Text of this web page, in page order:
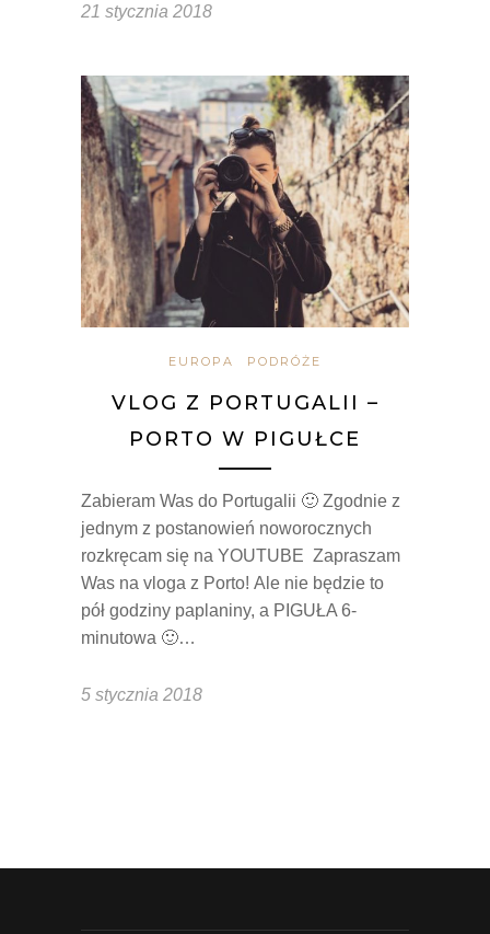
21 stycznia 2018
EUROPA PODRÓŻE
VLOG Z PORTUGALII –
PORTO W PIGUŁCE
Zabieram Was do Portugalii 🙂 Zgodnie z
jednym z postanowień noworocznych
rozkręcam się na YOUTUBE Zapraszam
Was na vloga z Porto! Ale nie będzie to
pół godziny paplaniny, a PIGUŁA 6-
minutowa 🙂…
5 stycznia 2018